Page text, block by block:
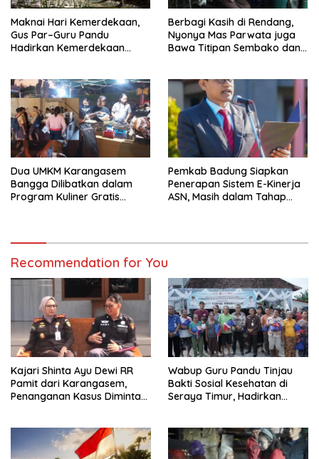
Maknai Hari Kemerdekaan,
Gus Par–Guru Pandu
Hadirkan Kemerdekaan
Berbagi Kasih di Rendang,
Nyonya Mas Parwata juga
Bawa Titipan Sembako dan
Dua UMKM Karangasem
Bangga Dilibatkan dalam
Program Kuliner Gratis
Pemkab Badung Siapkan
Penerapan Sistem E-Kinerja
ASN, Masih dalam Tahap
Recommendation for You
Kajari Shinta Ayu Dewi RR
Pamit dari Karangasem,
Penanganan Kasus Diminta
Wabup Guru Pandu Tinjau
Bakti Sosial Kesehatan di
Seraya Timur, Hadirkan